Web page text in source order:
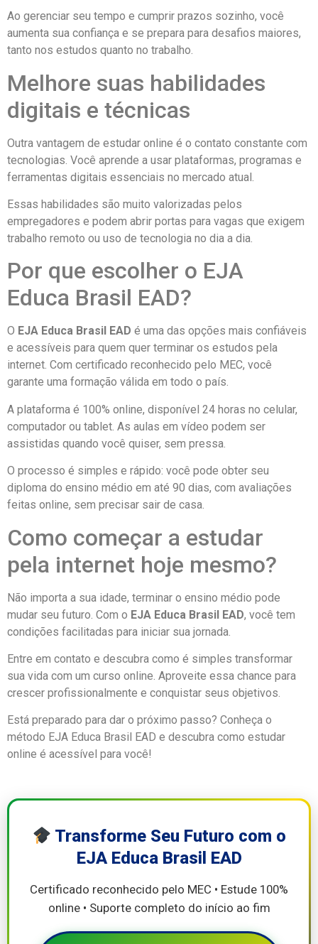
Ao gerenciar seu tempo e cumprir prazos sozinho, você
aumenta sua confiança e se prepara para desafios maiores,
tanto nos estudos quanto no trabalho.
Melhore suas habilidades
digitais e técnicas
Outra vantagem de estudar online é o contato constante com
tecnologias. Você aprende a usar plataformas, programas e
ferramentas digitais essenciais no mercado atual.
Essas habilidades são muito valorizadas pelos
empregadores e podem abrir portas para vagas que exigem
trabalho remoto ou uso de tecnologia no dia a dia.
Por que escolher o EJA
Educa Brasil EAD?
O EJA Educa Brasil EAD é uma das opções mais confiáveis
e acessíveis para quem quer terminar os estudos pela
internet. Com certificado reconhecido pelo MEC, você
garante uma formação válida em todo o país.
A plataforma é 100% online, disponível 24 horas no celular,
computador ou tablet. As aulas em vídeo podem ser
assistidas quando você quiser, sem pressa.
O processo é simples e rápido: você pode obter seu
diploma do ensino médio em até 90 dias, com avaliações
feitas online, sem precisar sair de casa.
Como começar a estudar
pela internet hoje mesmo?
Não importa a sua idade, terminar o ensino médio pode
mudar seu futuro. Com o EJA Educa Brasil EAD, você tem
condições facilitadas para iniciar sua jornada.
Entre em contato e descubra como é simples transformar
sua vida com um curso online. Aproveite essa chance para
crescer profissionalmente e conquistar seus objetivos.
Está preparado para dar o próximo passo? Conheça o
método EJA Educa Brasil EAD e descubra como estudar
online é acessível para você!
Transforme Seu Futuro com o
EJA Educa Brasil EAD
Certificado reconhecido pelo MEC • Estude 100%
online • Suporte completo do início ao fim